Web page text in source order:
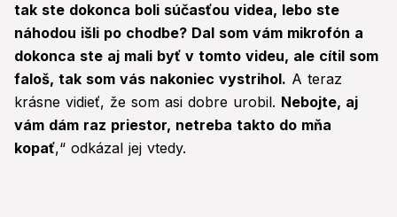
tak ste dokonca boli súčasťou videa, lebo ste
náhodou išli po chodbe? Dal som vám mikrofón a
dokonca ste aj mali byť v tomto videu, ale cítil som
faloš, tak som vás nakoniec vystrihol. A teraz
krásne vidieť, že som asi dobre urobil. Nebojte, aj
vám dám raz priestor, netreba takto do mňa
kopať,“ odkázal jej vtedy.